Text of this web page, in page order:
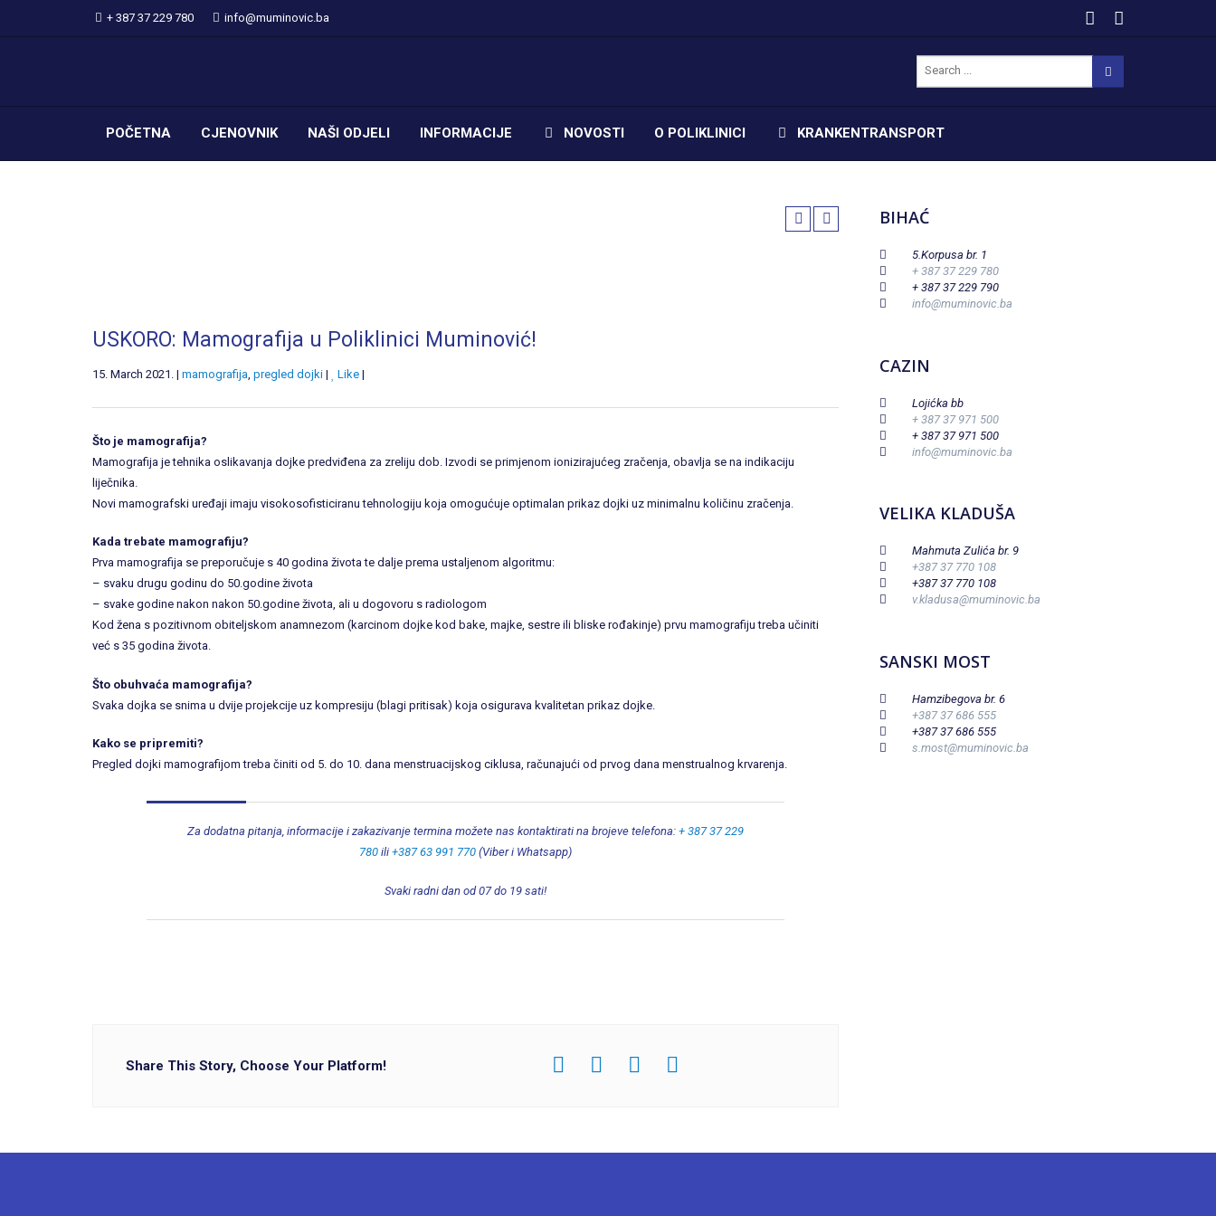
+ 387 37 229 780 info@muminovic.ba
POČETNA CJENOVNIK NAŠI ODJELI INFORMACIJE NOVOSTI O POLIKLINICI KRANKENTRANSPORT
USKORO: Mamografija u Poliklinici Muminović!
15. March 2021. | mamografija pregled dojki | Like |
Što je mamografija?
Mamografija je tehnika oslikavanja dojke predviđena za zreliju dob. Izvodi se primjenom ionizirajućeg zračenja, obavlja se na indikaciju
liječnika.
Novi mamografski uređaji imaju visokosofisticiranu tehnologiju koja omogućuje optimalan prikaz dojki uz minimalnu količinu zračenja.
Kada trebate mamografiju?
Prva mamografija se preporučuje s 40 godina života te dalje prema ustaljenom algoritmu:
– svaku drugu godinu do 50.godine života
– svake godine nakon nakon 50.godine života, ali u dogovoru s radiologom
Kod žena s pozitivnom obiteljskom anamnezom (karcinom dojke kod bake, majke, sestre ili bliske rođakinje) prvu mamografiju treba učiniti
već s 35 godina života.
Što obuhvaća mamografija?
Svaka dojka se snima u dvije projekcije uz kompresiju (blagi pritisak) koja osigurava kvalitetan prikaz dojke.
Kako se pripremiti?
Pregled dojki mamografijom treba činiti od 5. do 10. dana menstruacijskog ciklusa, računajući od prvog dana menstrualnog krvarenja.
Za dodatna pitanja, informacije i zakazivanje termina možete nas kontaktirati na brojeve telefona: + 387 37 229
780 ili +387 63 991 770 (Viber i Whatsapp)
Svaki radni dan od 07 do 19 sati!
Share This Story, Choose Your Platform!
BIHAĆ
5.Korpusa br. 1
+ 387 37 229 780
+ 387 37 229 790
info@muminovic.ba
CAZIN
Lojićka bb
+ 387 37 971 500
+ 387 37 971 500
info@muminovic.ba
VELIKA KLADUŠA
Mahmuta Zulića br. 9
+387 37 770 108
+387 37 770 108
v.kladusa@muminovic.ba
SANSKI MOST
Hamzibegova br. 6
+387 37 686 555
+387 37 686 555
s.most@muminovic.ba